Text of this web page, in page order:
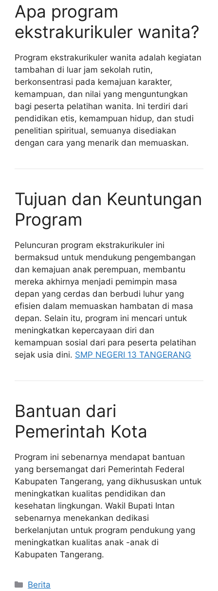
Apa program
ekstrakurikuler wanita?
Program ekstrakurikuler wanita adalah kegiatan
tambahan di luar jam sekolah rutin,
berkonsentrasi pada kemajuan karakter,
kemampuan, dan nilai yang menguntungkan
bagi peserta pelatihan wanita. Ini terdiri dari
pendidikan etis, kemampuan hidup, dan studi
penelitian spiritual, semuanya disediakan
dengan cara yang menarik dan memuaskan.
Tujuan dan Keuntungan
Program
Peluncuran program ekstrakurikuler ini
bermaksud untuk mendukung pengembangan
dan kemajuan anak perempuan, membantu
mereka akhirnya menjadi pemimpin masa
depan yang cerdas dan berbudi luhur yang
efisien dalam memuaskan hambatan di masa
depan. Selain itu, program ini mencari untuk
meningkatkan kepercayaan diri dan
kemampuan sosial dari para peserta pelatihan
sejak usia dini. SMP NEGERI 13 TANGERANG
Bantuan dari
Pemerintah Kota
Program ini sebenarnya mendapat bantuan
yang bersemangat dari Pemerintah Federal
Kabupaten Tangerang, yang dikhususkan untuk
meningkatkan kualitas pendidikan dan
kesehatan lingkungan. Wakil Bupati Intan
sebenarnya menekankan dedikasi
berkelanjutan untuk program pendukung yang
meningkatkan kualitas anak -anak di
Kabupaten Tangerang.
Kategori
Berita